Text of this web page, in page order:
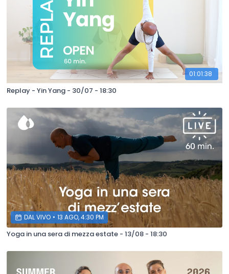
01:01:38
Replay - Yin Yang - 30/07 - 18:30
DAL VIVO • 13 AGO, 4:30 PM
Yoga in una sera di mezza estate - 13/08 - 18:30